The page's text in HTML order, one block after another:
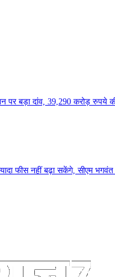
पर बड़ा दांव, 39,290 करोड़ रुपये
फीस नहीं बढ़ा सकेंगे, सीएम भगवंत